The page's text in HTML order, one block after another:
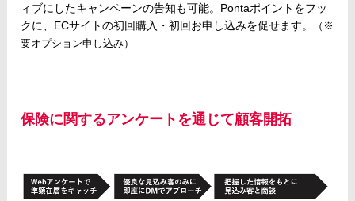
ィブにしたキャンペーンの告知も可能。Pontaポイントをフッ
クに、ECサイトの初回購入・初回お申し込みを促せます。
（※
要オプション申し込み）
保険に関するアンケートを通じて顧客開拓